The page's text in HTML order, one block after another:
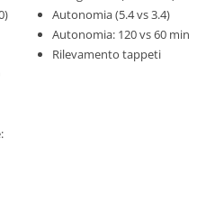
Autonomia (5.4 vs 3.4)
Autonomia: 120 vs 60 min
Rilevamento tappeti